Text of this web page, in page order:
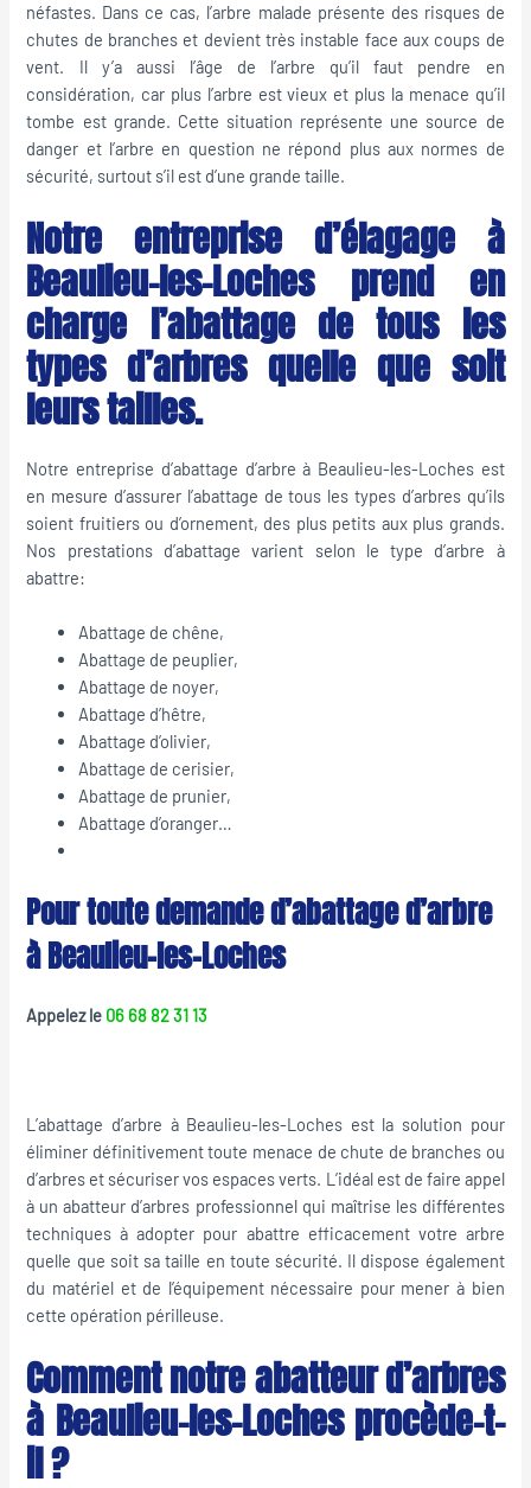
néfastes. Dans ce cas, l’arbre malade présente des risques de
chutes de branches et devient très instable face aux coups de
vent. Il y’a aussi l’âge de l’arbre qu’il faut pendre en
considération, car plus l’arbre est vieux et plus la menace qu’il
tombe est grande. Cette situation représente une source de
danger et l’arbre en question ne répond plus aux normes de
sécurité, surtout s’il est d’une grande taille.
Notre entreprise d’élagage à
Beaulieu-les-Loches prend en
charge l’abattage de tous les
types d’arbres quelle que soit
leurs tailles.
Notre entreprise d’abattage d’arbre à Beaulieu-les-Loches est
en mesure d’assurer l’abattage de tous les types d’arbres qu’ils
soient fruitiers ou d’ornement, des plus petits aux plus grands.
Nos prestations d’abattage varient selon le type d’arbre à
abattre:
Abattage de chêne,
Abattage de peuplier,
Abattage de noyer,
Abattage d’hêtre,
Abattage d’olivier,
Abattage de cerisier,
Abattage de prunier,
Abattage d’oranger…
Pour toute demande d’abattage d’arbre
à Beaulieu-les-Loches
Appelez le 06 68 82 31 13
L’abattage d’arbre à Beaulieu-les-Loches est la solution pour
éliminer définitivement toute menace de chute de branches ou
d’arbres et sécuriser vos espaces verts. L’idéal est de faire appel
à un abatteur d’arbres professionnel qui maîtrise les différentes
techniques à adopter pour abattre efficacement votre arbre
quelle que soit sa taille en toute sécurité. Il dispose également
du matériel et de l’équipement nécessaire pour mener à bien
cette opération périlleuse.
Comment notre abatteur d’arbres
à Beaulieu-les-Loches procède-t-
il ?